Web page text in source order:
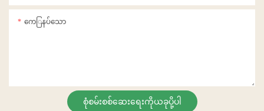
ကေြနပ်သော
စုံစမ်းစစ်ဆေးရေးကိုယခုပို့ပါ